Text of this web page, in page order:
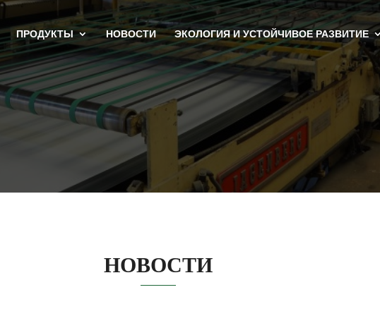
ПРОДУКТЫ НОВОСТИ ЭКОЛОГИЯ И УСТОЙЧИВОЕ РАЗВИТИЕ
НОВОСТИ